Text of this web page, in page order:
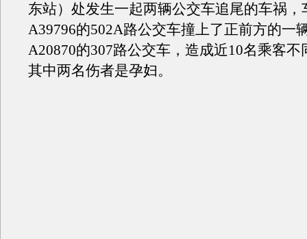
东站）处发生一起两辆公交车追尾的车祸，
A39796的502A路公交车撞上了正前方的一
A20870的307路公交车，造成近10名乘客不
其中两名伤者是孕妇。